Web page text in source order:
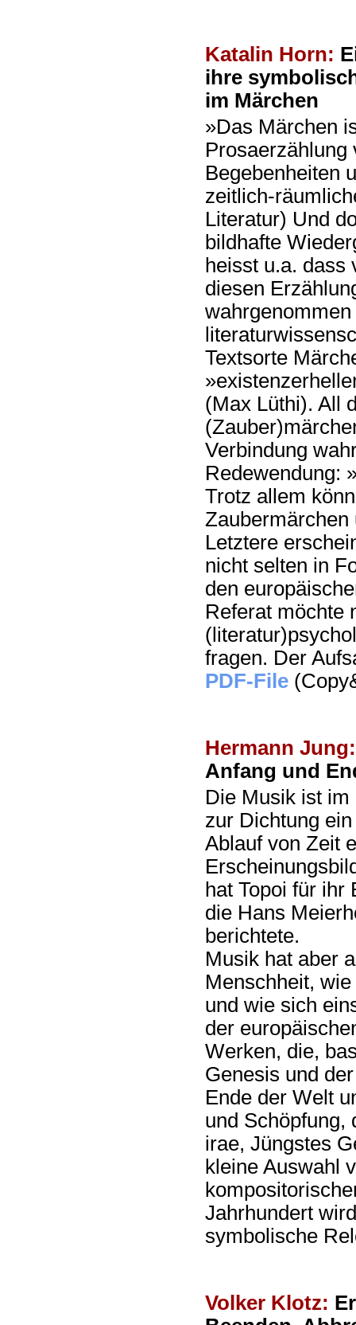
Katalin Horn:
ihre
im Märchen
»Das Märchen
Prosaerzählung
Begebenheiten
zeitlich-
Literatur) Und
bildhafte
heisst u.a. dass
diesen
Textsorte
(Max Lüthi). All
Verbindung
Redewendung:
Trotz allem
Zaubermärchen
Letztere
nicht selten in
den
Referat möchte
fragen. Der
PDF-File
Hermann Jung:
Anfang und
Die Musik ist im
zur Dichtung
Ablauf von Zeit
hat Topoi für ihr
die Hans
berichtete.
Musik hat aber
Menschheit,
und wie sich
der
Werken, die,
Genesis und
Ende der Welt
und Schöpfung,
irae, Jüngstes
kleine Auswahl
Jahrhundert
symbolische
Volker Klotz: